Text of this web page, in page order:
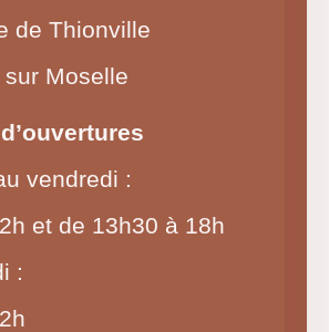
de Thionville
sur Moselle
vendredi :
et de 13h30 à 18h
: